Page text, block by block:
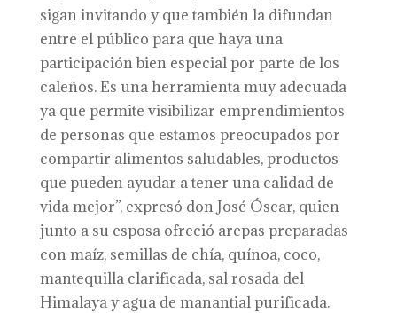
sigan invitando y que también la difundan
entre el público para que haya una
participación bien especial por parte de los
caleños. Es una herramienta muy adecuada
ya que permite visibilizar emprendimientos
de personas que estamos preocupados por
compartir alimentos saludables, productos
que pueden ayudar a tener una calidad de
vida mejor”, expresó don José Óscar, quien
junto a su esposa ofreció arepas preparadas
con maíz, semillas de chía, quínoa, coco,
mantequilla clarificada, sal rosada del
Himalaya y agua de manantial purificada.